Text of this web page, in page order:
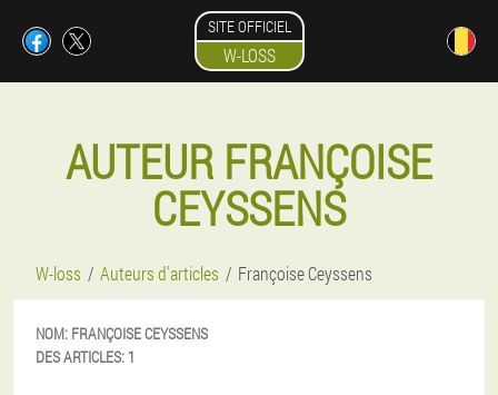
SITE OFFICIEL
W-LOSS
AUTEUR FRANÇOISE
CEYSSENS
W-loss Auteurs d'articles Françoise Ceyssens
NOM: FRANÇOISECEYSSENS
DES ARTICLES: 1